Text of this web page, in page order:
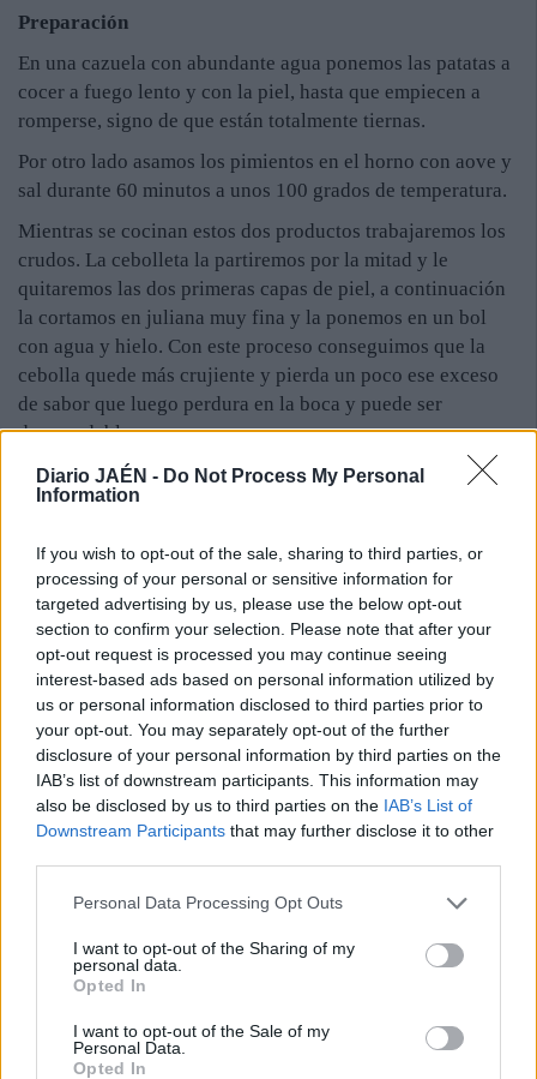
Diario JAÉN - Do Not Process My Personal
Information
If you wish to opt-out of the sale, sharing to third parties, or
processing of your personal or sensitive information for
targeted advertising by us, please use the below opt-out
section to confirm your selection. Please note that after your
opt-out request is processed you may continue seeing
interest-based ads based on personal information utilized by
us or personal information disclosed to third parties prior to
your opt-out. You may separately opt-out of the further
disclosure of your personal information by third parties on the
IAB’s list of downstream participants. This information may
also be disclosed by us to third parties on the IAB’s List of
Downstream Participants that may further disclose it to other
Personal Data Processing Opt Outs
I want to opt-out of the Sharing of my
personal data.
Opted In
I want to opt-out of the Sale of my
Personal Data.
Opted In
Preparación
En una cazuela con abundante agua ponemos las patatas a
cocer a fuego lento y con la piel, hasta que empiecen a
romperse, signo de que están totalmente tiernas.
Por otro lado asamos los pimientos en el horno con aove y
sal durante 60 minutos a unos 100 grados de temperatura.
Mientras se cocinan estos dos productos trabajaremos los
crudos. La cebolleta la partiremos por la mitad y le
quitaremos las dos primeras capas de piel, a continuación
la cortamos en juliana muy fina y la ponemos en un bol
con agua y hielo. Con este proceso conseguimos que la
cebolla quede más crujiente y pierda un poco ese exceso
de sabor que luego perdura en la boca y puede ser
desagradable.
Pelamos los ajos y les quitamos el germen, para a
continuación picarlos muy finitos.
Hora de ensamblar nuestro Rin-Ran:
Una vez enfriadas las patatas las pelamos y rompemos con
un tenedor. Al pimiento también en frio le quitamos la piel,
el pedúnculo y las pepitas, y lo cortamos en tiras finas.
En un plato hondo ponemos nuestrapatata cocida, encima
los pimientos asados, la cebolleta en juliana bien escurrida
y el ajo picado.
Ahora es el momento del aliño:
Rociamos con un buen chorrazo de AOVE y añadimos sal,